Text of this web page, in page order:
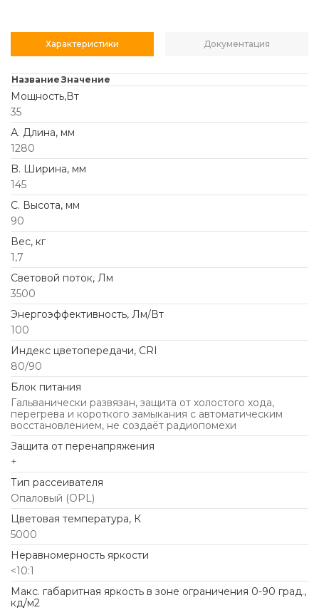
Характеристики Документация
Название Значение
Мощность,Вт
35
А. Длина, мм
1280
B. Ширина, мм
145
C. Высота, мм
90
Вес, кг
1,7
Световой поток, Лм
3500
Энергоэффективность, Лм/Вт
100
Индекс цветопередачи, CRI
80/90
Блок питания
Гальванически развязан, защита от холостого хода,
перегрева и короткого замыкания с автоматическим
восстановлением, не создаёт радиопомехи
Защита от перенапряжения
+
Тип рассеивателя
Опаловый (OPL)
Цветовая температура, К
5000
Неравномерность яркости
<10:1
Макс. габаритная яркость в зоне ограничения 0-90 град.,
кд/м2